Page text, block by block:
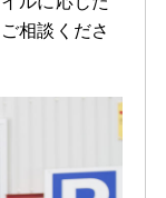
相談くださ